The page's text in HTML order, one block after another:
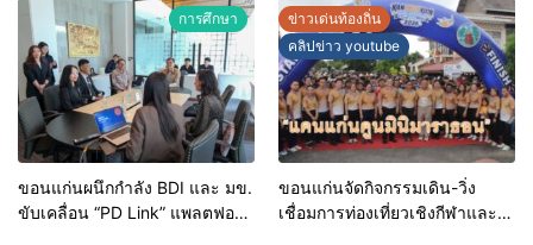
ประกอบการคุณภาพ ยกระดับ
มาตรฐาน สร้างความเชื่อมั่นให้ผู้
บริโภค
การศึกษา
ขอนแก่นผนึกกำลัง BDI และ มข.
ขับเคลื่อน “PD Link” แพลตฟอร์ม
ข่าวเด่นท้องถิ่น
คลิปข่าว youtube
ขอนแก่นจัดกิจกรรมเดิน-วิ่ง
เชื่อมการท่องเที่ยวเชิงกีฬาและ